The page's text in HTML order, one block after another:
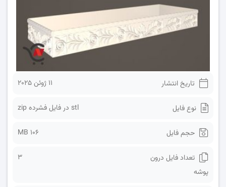
تاریخ انتشار 11 ژوئن 2025
نوع فایل stl در فایل فشرده zip
حجم فایل 106 MB
تعداد فایل درون
پوشه
3